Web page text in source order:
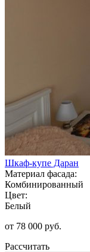
Шкаф-купе Даран
Материал фасада:
Комбинированный
Цвет:
Белый
от 78 000 руб.
Рассчитать